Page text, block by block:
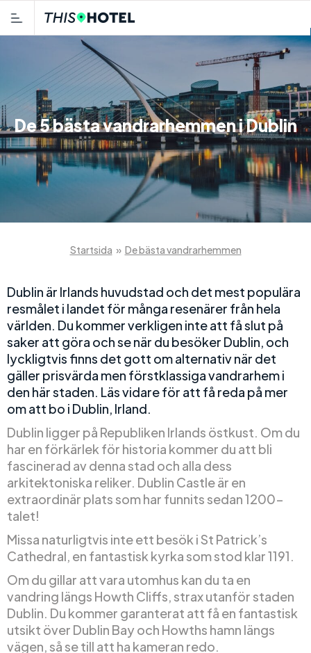
De 5 bästa vandrarhemmen i Dublin
Startsida » De bästa vandrarhemmen
Dublin är Irlands huvudstad och det mest populära
resmålet i landet för många resenärer från hela
världen. Du kommer verkligen inte att få slut på
saker att göra och se när du besöker Dublin, och
lyckligtvis finns det gott om alternativ när det
gäller prisvärda men förstklassiga vandrarhem i
den här staden. Läs vidare för att få reda på mer
om att bo i Dublin, Irland.
Dublin ligger på Republiken Irlands östkust. Om du
har en förkärlek för historia kommer du att bli
fascinerad av denna stad och alla dess
arkitektoniska reliker. Dublin Castle är en
extraordinär plats som har funnits sedan 1200-
talet!
Missa naturligtvis inte ett besök i St Patrick’s
Cathedral, en fantastisk kyrka som stod klar 1191.
Om du gillar att vara utomhus kan du ta en
vandring längs Howth Cliffs, strax utanför staden
Dublin. Du kommer garanterat att få en fantastisk
utsikt över Dublin Bay och Howths hamn längs
vägen, så se till att ha kameran redo.